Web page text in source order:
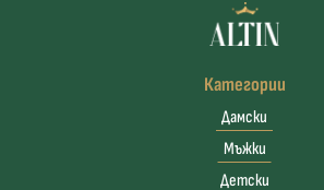
Категории
Дамски
Мъжки
Детски